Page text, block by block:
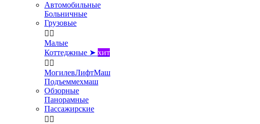
Автомобильные
Больничные
Грузовые
 
Малые
Коттеджные ➤ хит
 
МогилевЛифтМаш
Подъеммехмаш
Обзорные
Панорамные
Пассажирские
 